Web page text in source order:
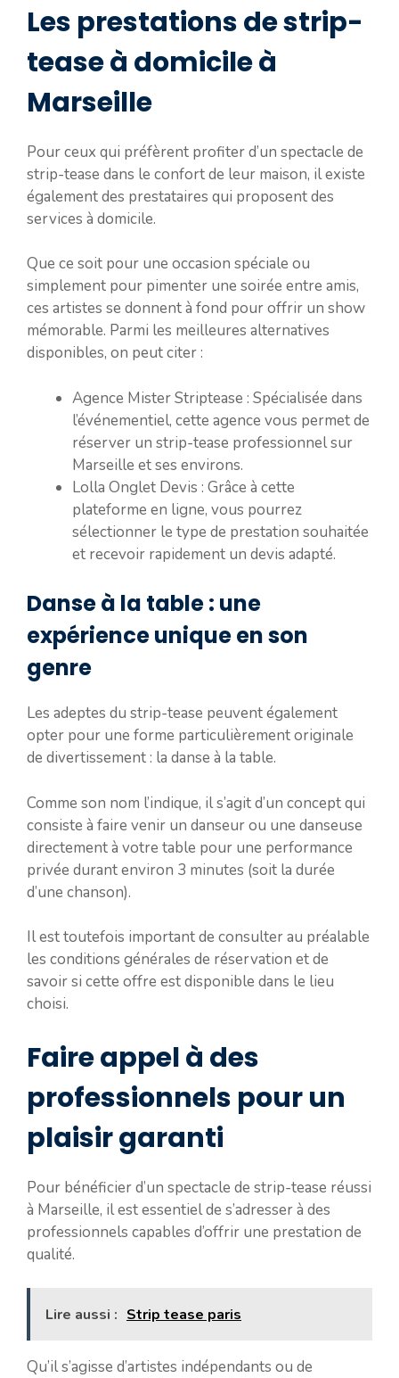
Les prestations de strip-
tease à domicile à
Marseille
Pour ceux qui préfèrent profiter d’un spectacle de
strip-tease dans le confort de leur maison, il existe
également des prestataires qui proposent des
services à domicile.
Que ce soit pour une occasion spéciale ou
simplement pour pimenter une soirée entre amis,
ces artistes se donnent à fond pour offrir un show
mémorable. Parmi les meilleures alternatives
disponibles, on peut citer :
Agence Mister Striptease : Spécialisée dans
l’événementiel, cette agence vous permet de
réserver un strip-tease professionnel sur
Marseille et ses environs.
Lolla Onglet Devis : Grâce à cette
plateforme en ligne, vous pourrez
sélectionner le type de prestation souhaitée
et recevoir rapidement un devis adapté.
Danse à la table : une
expérience unique en son
genre
Les adeptes du strip-tease peuvent également
opter pour une forme particulièrement originale
de divertissement : la danse à la table.
Comme son nom l’indique, il s’agit d’un concept qui
consiste à faire venir un danseur ou une danseuse
directement à votre table pour une performance
privée durant environ 3 minutes (soit la durée
d’une chanson).
Il est toutefois important de consulter au préalable
les conditions générales de réservation et de
savoir si cette offre est disponible dans le lieu
choisi.
Faire appel à des
professionnels pour un
plaisir garanti
Pour bénéficier d’un spectacle de strip-tease réussi
à Marseille, il est essentiel de s’adresser à des
professionnels capables d’offrir une prestation de
qualité.
Lire aussi : Strip tease paris
Qu’il s’agisse d’artistes indépendants ou de